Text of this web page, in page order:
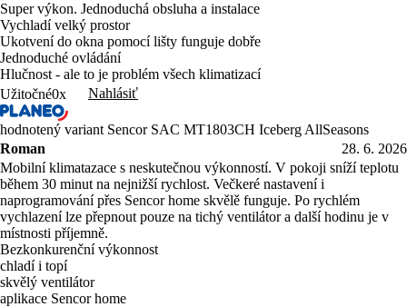
Super výkon. Jednoduchá obsluha a instalace
Vychladí velký prostor
Ukotvení do okna pomocí lišty funguje dobře
Jednoduché ovládání
Hlučnost - ale to je problém všech klimatizací
Užitočné0x Nahlásiť
hodnotený variant Sencor SAC MT1803CH Iceberg AllSeasons
Roman
28. 6. 2026
Mobilní klimatazace s neskutečnou výkonností. V pokoji sníží teplotu
během 30 minut na nejnižší rychlost. Večkeré nastavení i
naprogramování přes Sencor home skvělě funguje. Po rychlém
vychlazení lze přepnout pouze na tichý ventilátor a další hodinu je v
místnosti příjemně.
Bezkonkurenční výkonnost
chladí i topí
skvělý ventilátor
aplikace Sencor home